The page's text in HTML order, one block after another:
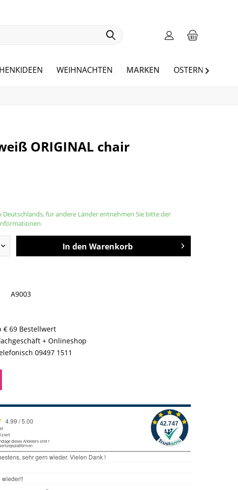
WEIHNACHTEN MARKEN OSTERN 
ORIGINAL chair
für andere Länder entnehmen Sie bitte der
In den Warenkorb
A9003
€ 69 Bestellwert
+ Onlineshop
09497 1511